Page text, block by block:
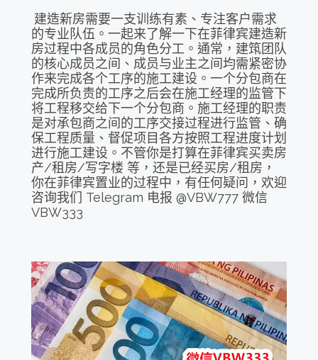
建造新房需要一支训练有素、专注客户需求
的专业队伍。一起来了解一下在菲律宾建造新
房过程中各成员的角色分工。通常，建筑团队
的核心成员之间、成员与业主之间均需紧密协
作来完成各个工序的施工建设。一个分包商在
完成所负责的工序之后会在施工经理的监管下
将工程移交给下一个分包商。施工经理的职责
是对承包商之间的工序交接过程进行监管、确
保工程质量、督促项目各方按照工程进度计划
进行施工建设。不管你是打算在菲律宾买卖房
产/租房/写字楼 等，还是已经买房/租房，
你在菲律宾置业的过程中，有任何疑问，欢迎
咨询我们 Telegram 电报 @VBW777 微信
VBW333